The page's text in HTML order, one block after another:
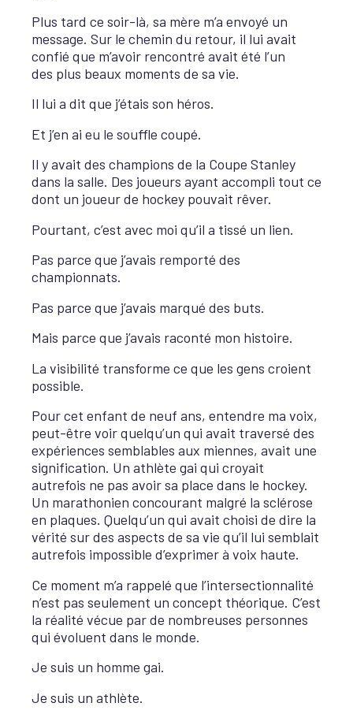
Plus tard ce soir-là, sa mère m’a envoyé un
message. Sur le chemin du retour, il lui avait
confié que m’avoir rencontré avait été l’un
des plus beaux moments de sa vie.
Il lui a dit que j’étais son héros.
Et j’en ai eu le souffle coupé.
Il y avait des champions de la Coupe Stanley
dans la salle. Des joueurs ayant accompli tout ce
dont un joueur de hockey pouvait rêver.
Pourtant, c’est avec moi qu’il a tissé un lien.
Pas parce que j’avais remporté des
championnats.
Pas parce que j’avais marqué des buts.
Mais parce que j’avais raconté mon histoire.
La visibilité transforme ce que les gens croient
possible.
Pour cet enfant de neuf ans, entendre ma voix,
peut-être voir quelqu’un qui avait traversé des
expériences semblables aux miennes, avait une
signification. Un athlète gai qui croyait
autrefois ne pas avoir sa place dans le hockey.
Un marathonien concourant malgré la sclérose
en plaques. Quelqu’un qui avait choisi de dire la
vérité sur des aspects de sa vie qu’il lui semblait
autrefois impossible d’exprimer à voix haute.
Ce moment m’a rappelé que l’intersectionnalité
n’est pas seulement un concept théorique. C’est
la réalité vécue par de nombreuses personnes
qui évoluent dans le monde.
Je suis un homme gai.
Je suis un athlète.